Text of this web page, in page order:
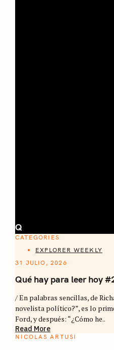
Q
CATEGORIES
EXPLORER WEEKLY
31 JULIO, 2026
Qué hay para leer hoy
/ En palabras sencillas, de
novelista político?”, es lo
Ford, y después: “¿Cómo he..
Read More
NICOLAS ARTUSI